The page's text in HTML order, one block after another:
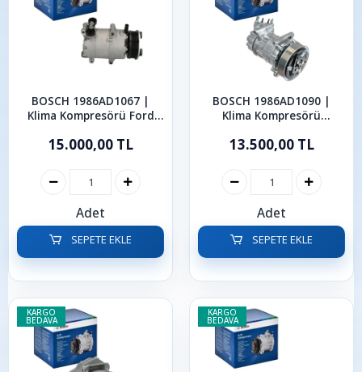
BOSCH 1986AD1067 |
Klima Kompresörü Ford
15.000,00 TL
Adet
SEPETE EKLE
BOSCH 1986AD1090 |
Klima Kompresörü
3008 5008 308 2006-2016
13.500,00 TL
Adet
SEPETE EKLE
KARGO
BEDAVA
KARGO
BEDAVA